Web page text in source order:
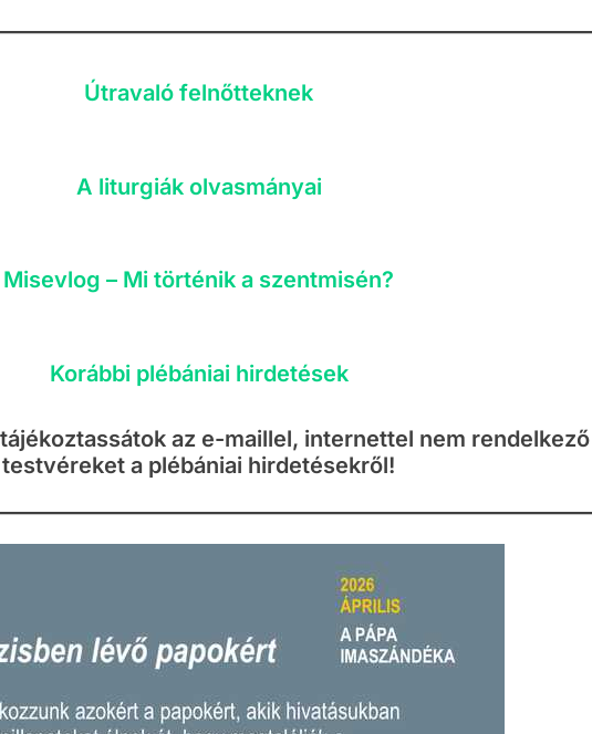
Útravaló felnőtteknek
A liturgiák olvasmányai
Misevlog – Mi történik a szentmisén?
Korábbi plébániai hirdetések
az e-maillel, internettel nem rendelkező
testvéreket a plébániai hirdetésekről!